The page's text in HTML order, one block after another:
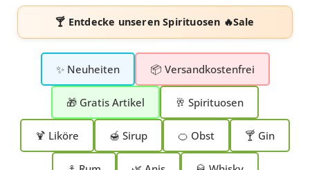
🍸 Entdecke unserenSpirituosen 🔥Sale
✨ Neuheiten 📦 Versandkostenfrei
🎁 Gratis Artikel 🥂 Spirituosen
🍹 Liköre 🍯 Sirup 🍊 Obst 🍸 Gin